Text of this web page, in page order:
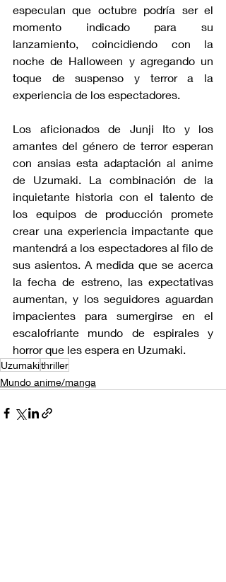
especulan que octubre podría ser el
momento indicado para su
lanzamiento, coincidiendo con la
noche de Halloween y agregando un
toque de suspenso y terror a la
experiencia de los espectadores.
Los aficionados de Junji Ito y los
amantes del género de terror esperan
con ansias esta adaptación al anime
de Uzumaki. La combinación de la
inquietante historia con el talento de
los equipos de producción promete
crear una experiencia impactante que
mantendrá a los espectadores al filo de
sus asientos. A medida que se acerca
la fecha de estreno, las expectativas
aumentan, y los seguidores aguardan
impacientes para sumergirse en el
escalofriante mundo de espirales y
horror que les espera en Uzumaki.
Uzumakithriller
Mundo anime/manga